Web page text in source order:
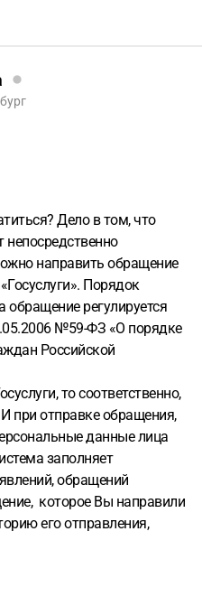
Дело в том, что
непосредственно
направить обращение
Порядок
обращение регулируется
№59-ФЗ «О порядке
Российской
то соответственно,
при отправке обращения,
данные лица
заполняет
обращений
которое Вы направили
его отправления,